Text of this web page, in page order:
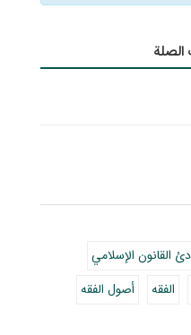
القانون الإسلامي
الفقه
أصول الفقه